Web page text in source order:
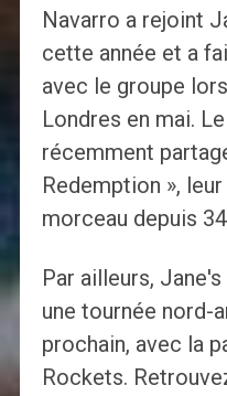
Navarro a rejoint
cette année et a
avec le groupe
Londres en mai.
récemment
Redemption »,
morceau depuis
Par ailleurs,
une tournée nord-
prochain, avec la
Rockets.